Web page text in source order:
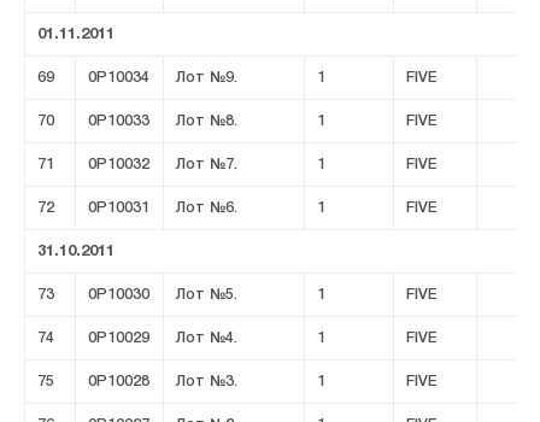
01.11.2011
69 0P10034 Лот №9. 1 FIVE
70 0P10033 Лот №8. 1 FIVE
71 0P10032 Лот №7. 1 FIVE
72 0P10031 Лот №6. 1 FIVE
31.10.2011
73 0P10030 Лот №5. 1 FIVE
74 0P10029 Лот №4. 1 FIVE
75 0P10028 Лот №3. 1 FIVE